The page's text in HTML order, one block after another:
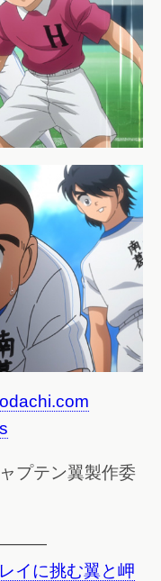
プテン翼製作委
イに挑む翼と岬